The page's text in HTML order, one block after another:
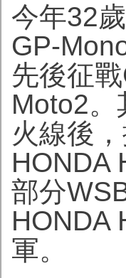
今年32
GP-
先後征
Moto2
火線後
HONDA
部分
HONDA
軍。